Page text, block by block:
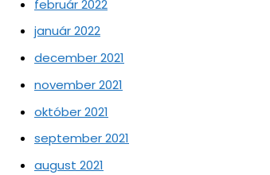
február 2022
január 2022
december 2021
november 2021
október 2021
september 2021
august 2021